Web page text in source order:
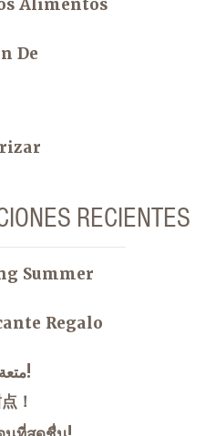
Alimentos
De
RECIENTES
Summer
Regalo
متعة صيفية منعشة!
！